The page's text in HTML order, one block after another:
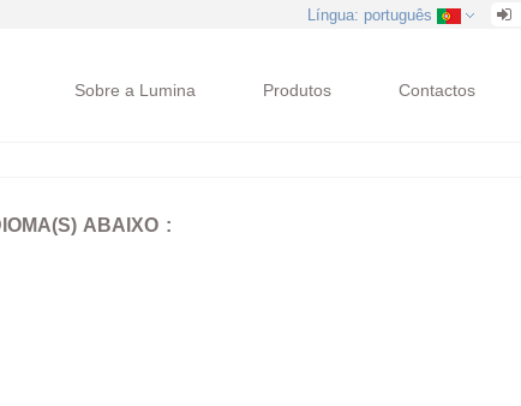
Língua: português
Sobre a Lumina Produtos Contactos
ABAIXO :